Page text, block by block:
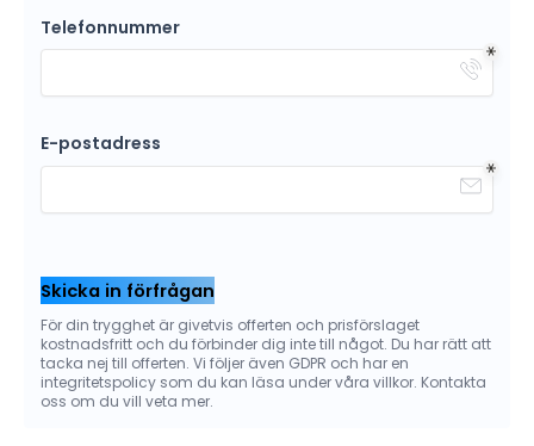
Telefonnummer
E-postadress
Skicka in förfrågan
För din trygghet är givetvis offerten och prisförslaget
kostnadsfritt och du förbinder dig inte till något. Du har rätt att
tacka nej till offerten. Vi följer även GDPR och har en
integritetspolicy som du kan läsa under våra villkor. Kontakta
oss om du vill veta mer.